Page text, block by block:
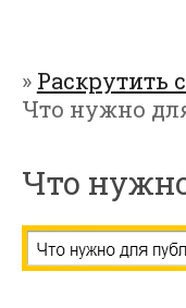
» Раскрутить
Что нужно
Что